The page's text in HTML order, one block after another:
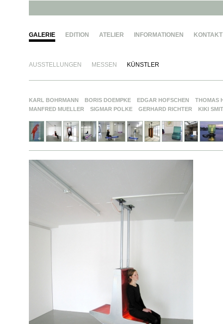
GALERIE EDITION ATELIER INFORMATIONEN KONTAKT
AUSSTELLUNGEN MESSEN KÜNSTLER
KARL BOHRMANN BORIS DOEMPKE EDGAR HOFSCHEN
THOMAS
MANFRED MUELLER
SIGMAR POLKE GERHARD RICHTER KIKI